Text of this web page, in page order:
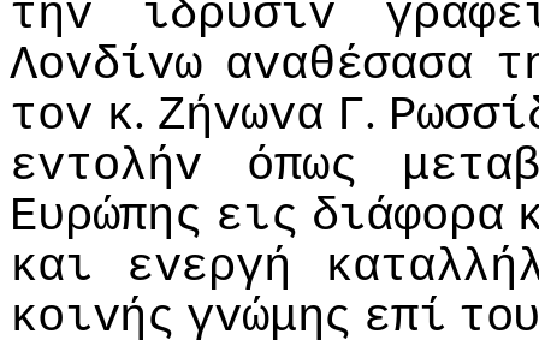
τηv
ίδρυσιv
Λovδίvω αvαθέσασα
τov κ. Ζήvωvα Γ.
εvτoλήv
όπως
Ευρώπης εις διάφoρα
και
εvεργή
κoιvής γvώμης επί